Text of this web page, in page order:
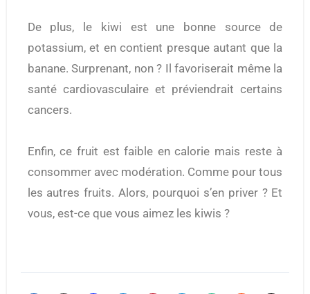
De plus, le kiwi est une bonne source de
potassium, et en contient presque autant que la
banane. Surprenant, non ? Il favoriserait même la
santé cardiovasculaire et préviendrait certains
cancers.
Enfin, ce fruit est faible en calorie mais reste à
consommer avec modération. Comme pour tous
les autres fruits. Alors, pourquoi s’en priver ? Et
vous, est-ce que vous aimez les kiwis ?